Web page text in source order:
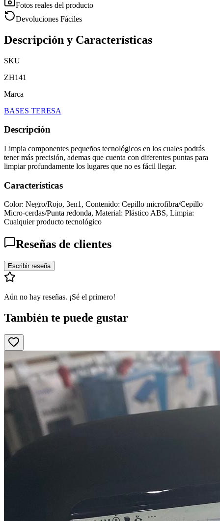
Fotos reales del producto
Devoluciones Fáciles
Descripción y Características
SKU
ZH141
Marca
BASES TERESA
Descripción
Limpia componentes pequeños tecnológicos en los cuales podrás
tener más precisión, ademas que cuenta con diferentes puntas para
limpiar profundamente los lugares que no es fácil llegar.
Características
Color: Negro/Rojo, 3en1, Contenido: Cepillo microfibra/Cepillo
Micro-cerdas/Punta redonda, Material: Plástico ABS, Limpia:
Cualquier producto tecnológico
Reseñas de clientes
Escribir reseña
Aún no hay reseñas. ¡Sé el primero!
También te puede gustar